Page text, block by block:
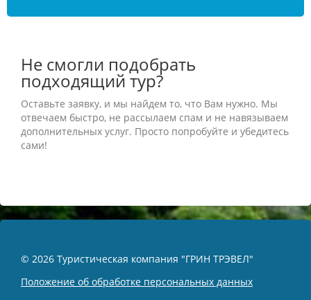
Не смогли подобрать
подходящий тур?
Оставьте заявку, и мы найдем то, что Вам нужно. Мы
отвечаем быстро, не рассылаем спам и не навязываем
дополнительных услуг. Просто попробуйте и убедитесь
сами!
© 2026 Туристическая компания "ГРИН ТРЭВЕЛ"
Положение об обработке персональных данных